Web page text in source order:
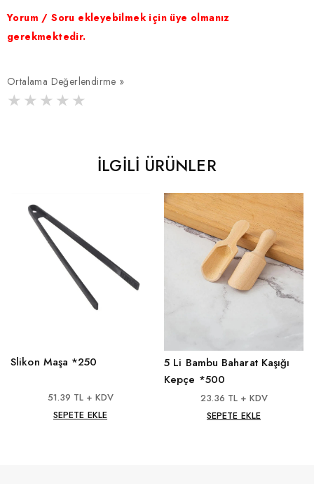
Yorum / Soru ekleyebilmek için üye olmanız
gerekmektedir.
Ortalama Değerlendirme »
İLGILI ÜRÜNLER
Slikon Maşa *250
51.39 TL + KDV
SEPETE EKLE
5 Li Bambu Baharat Kaşığı
Kepçe *500
23.36 TL + KDV
SEPETE EKLE